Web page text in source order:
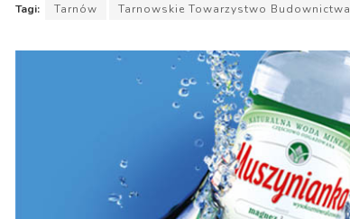
Tagi: Tarnów Tarnowskie Towarzystwo Budownictwa